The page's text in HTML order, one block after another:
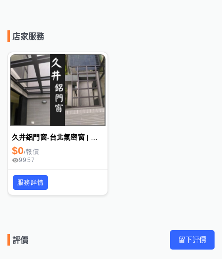
店家服務
久井鋁門窗-台北氣密窗 | 隔音窗 | 防盜窗 | 隱藏式紗窗 | 格子窗
$0/報價
9957
服務詳情
評價 留下評價